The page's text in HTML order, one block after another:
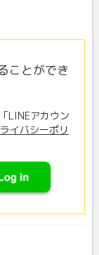
ことができ
LINEアカウン
イバシーポリ